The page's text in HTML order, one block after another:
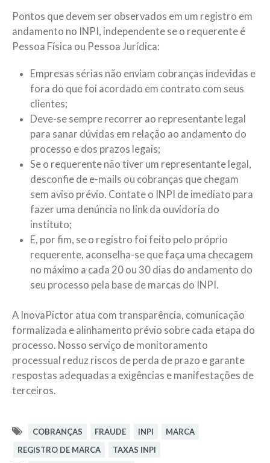
Pontos que devem ser observados em um registro em
andamento no INPI, independente se o requerente é
Pessoa Física ou Pessoa Jurídica:
Empresas sérias não enviam cobranças indevidas e
fora do que foi acordado em contrato com seus
clientes;
Deve-se sempre recorrer ao representante legal
para sanar dúvidas em relação ao andamento do
processo e dos prazos legais;
Se o requerente não tiver um representante legal,
desconfie de e-mails ou cobranças que chegam
sem aviso prévio. Contate o INPI de imediato para
fazer uma denúncia no link da ouvidoria do
instituto;
E, por fim, se o registro foi feito pelo próprio
requerente, aconselha-se que faça uma checagem
no máximo a cada 20 ou 30 dias do andamento do
seu processo pela base de marcas do INPI.
A InovaPictor atua com transparência, comunicação
formalizada e alinhamento prévio sobre cada etapa do
processo. Nosso serviço de monitoramento
processual reduz riscos de perda de prazo e garante
respostas adequadas a exigências e manifestações de
terceiros.
COBRANÇAS FRAUDE INPI
MARCA
REGISTRO DE MARCA
TAXAS INPI